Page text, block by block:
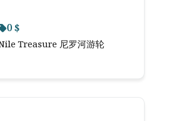
0 $
Treasure 尼罗河游轮